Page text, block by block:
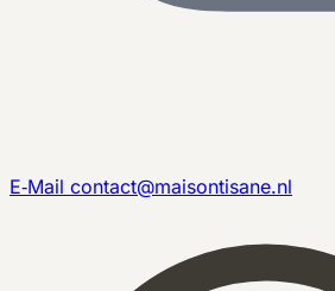
E‑Mail contact@maisontisane.nl